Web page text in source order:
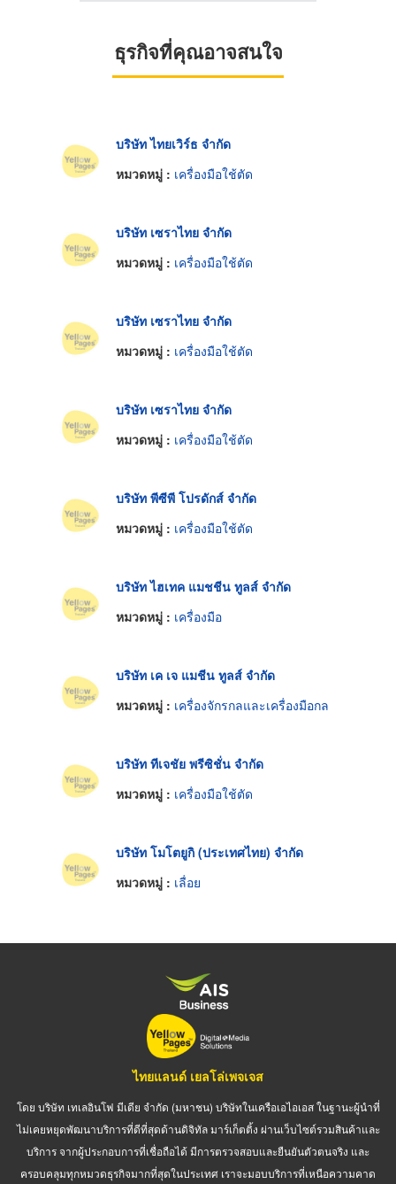
ธุรกิจที่คุณอาจสนใจ
บริษัท ไทยเวิร์ธ จำกัด
หมวดหมู่ : เครื่องมือใช้ตัด
บริษัท เซราไทย จำกัด
หมวดหมู่ : เครื่องมือใช้ตัด
บริษัท เซราไทย จำกัด
หมวดหมู่ : เครื่องมือใช้ตัด
บริษัท เซราไทย จำกัด
หมวดหมู่ : เครื่องมือใช้ตัด
บริษัท พีซีพี โปรดักส์ จำกัด
หมวดหมู่ : เครื่องมือใช้ตัด
บริษัท ไฮเทค แมชชีน ทูลส์ จำกัด
หมวดหมู่ : เครื่องมือ
บริษัท เค เจ แมชีน ทูลส์ จำกัด
หมวดหมู่ : เครื่องจักรกลและเครื่องมือกล
บริษัท ทีเจชัย พรีซิชั่น จำกัด
หมวดหมู่ : เครื่องมือใช้ตัด
บริษัท โมโตยูกิ (ประเทศไทย) จำกัด
หมวดหมู่ : เลื่อย
ไทยแลนด์ เยลโล่เพจเจส
โดย บริษัท เทเลอินโฟ มีเดีย จำกัด (มหาชน) บริษัทในเครือเอไอเอส ในฐานะผู้นำที่
ไม่เคยหยุดพัฒนาบริการที่ดีที่สุดด้านดิจิทัล มาร์เก็ตติ้ง ผ่านเว็บไซต์รวมสินค้าและ
บริการ จากผู้ประกอบการที่เชื่อถือได้ มีการตรวจสอบและยืนยันตัวตนจริง และ
ครอบคลุมทุกหมวดธุรกิจมากที่สุดในประเทศ เราจะมอบบริการที่เหนือความคาด